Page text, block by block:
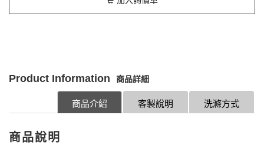
Product Information 商品詳細
洗滌方式
客製說明
商品介紹
商品說明